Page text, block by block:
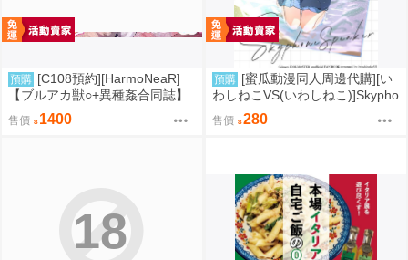
預購 [C108預約][HarmoNeaR]
【ブルアカ獣○+異種姦合同誌】
Sow do on me! vol.3 蔚藍檔案
同人誌040031332357
售價 1400
預購 [蜜瓜動漫同人周邊代購][い
わしねこVS(いわしねこ)]Skypho
ne Speaker(學園偶像大師)(同人
誌)
售價 280
18